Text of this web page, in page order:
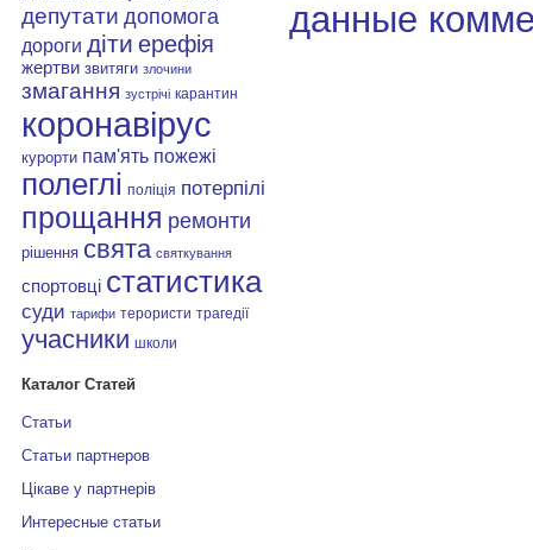
депутати допомога
дороги діти ерефія
жертви звитяги злочини
змагання зустрічі карантин
коронавірус
курорти пам'ять пожежі
полеглі поліція потерпілі
прощання ремонти
рішення свята святкування
спортовці статистика
суди тарифи терористи трагедії
учасники школи
Каталог Статей
Статьи
Статьи партнеров
Цікаве у партнерів
Интересные статьи
данные